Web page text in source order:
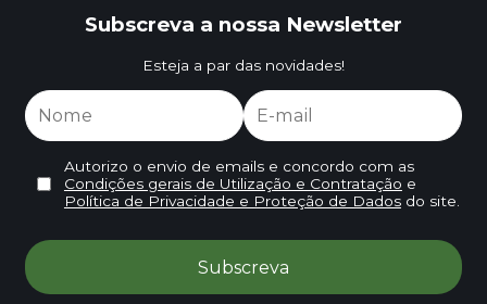
Subscreva a nossa Newsletter
Esteja a par das novidades!
Autorizo o envio de emails e concordo com as
Condições gerais de Utilização e Contratação e
Política de Privacidade e Proteção de Dadosdo site.